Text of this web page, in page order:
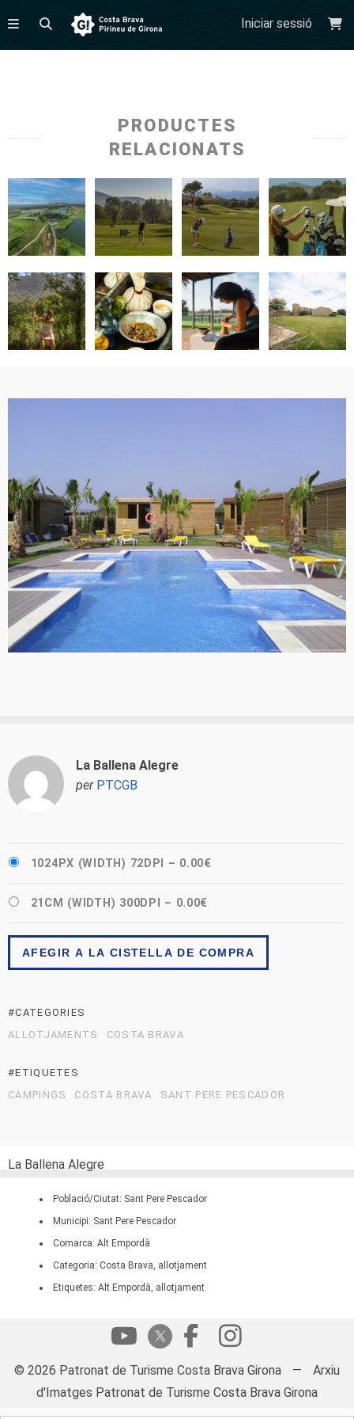
Iniciar sessió
PRODUCTES
RELACIONATS
La Ballena Alegre
per PTCGB
1024PX (WIDTH) 72DPI – 0.00€
21CM (WIDTH) 300DPI – 0.00€
AFEGIR A LA CISTELLA DE COMPRA
#CATEGORIES
ALLOTJAMENTS
COSTA BRAVA
#ETIQUETES
CÀMPINGS
COSTA BRAVA SANT PERE PESCADOR
La Ballena Alegre
Població/Ciutat: Sant Pere Pescador
Municipi: Sant Pere Pescador
Comarca: Alt Empordà
Categoria: Costa Brava, allotjament
Etiquetes: Alt Empordà, allotjament
© 2026 Patronat de Turisme Costa Brava Girona —
Arxiu
d'Imatges Patronat de Turisme Costa Brava Girona